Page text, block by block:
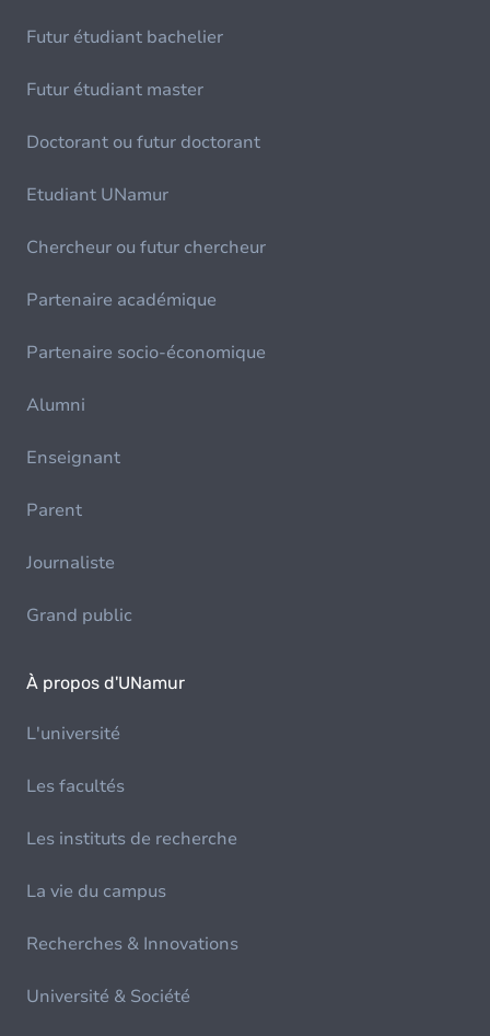
Futur étudiant bachelier
Futur étudiant master
Doctorant ou futur doctorant
Etudiant UNamur
Chercheur ou futur chercheur
Partenaire académique
Partenaire socio-économique
Alumni
Enseignant
Parent
Journaliste
Grand public
À propos d'UNamur
L'université
Les facultés
Les instituts de recherche
La vie du campus
Recherches & Innovations
Université & Société